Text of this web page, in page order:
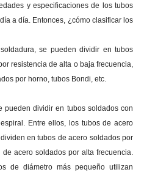
y especificaciones de los tubos
a día. Entonces, ¿cómo clasificar los
se pueden dividir en tubos
resistencia de alta o baja frecuencia,
por horno, tubos Bondi, etc.
pueden dividir en tubos soldados con
Entre ellos, los tubos de acero
en tubos de acero soldados por
acero soldados por alta frecuencia.
de diámetro más pequeño utilizan